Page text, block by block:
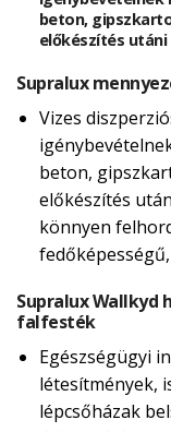
beton,
előkészítés
Supralux
Vizes
beton,
előkészítés
könnyen
Supralux Wallkyd
falfesték
Egészségügyi
létesítmények,
lépcsőházak